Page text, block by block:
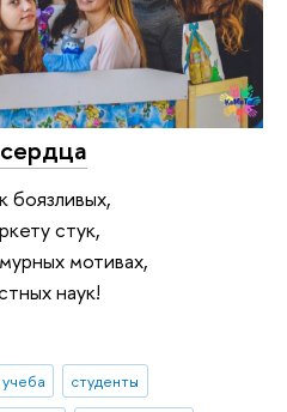
боязливых,
стук,
мотивах,
наук!
студенты